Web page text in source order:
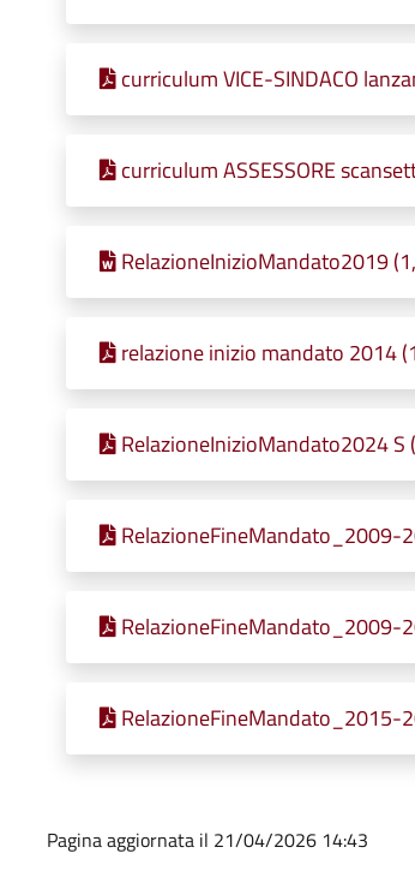
curriculum VICE-SINDACO
curriculum ASSESSORE
RelazioneInizioMandato2019
relazione inizio mandato 2014
RelazioneInizioMandato2024
RelazioneFineMandato_2009-
RelazioneFineMandato_2015-
Pagina aggiornata il 21/04/2026 14:43